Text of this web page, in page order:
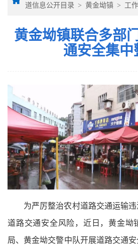
道信息公开目录 > 黄金坳镇 > 工
黄金坳镇联合多部
通安全集中
为严厉整治农村道路交通运输
道路交通安全风险，近日，黄金坳
局、黄金坳交警中队开展道路交通